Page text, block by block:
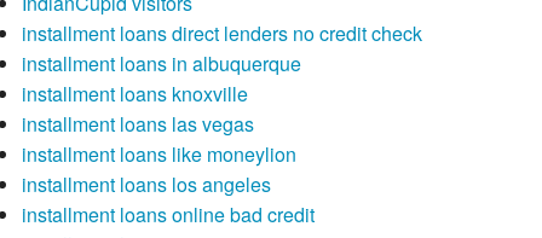
installment loans direct lenders no credit check
installment loans in albuquerque
installment loans knoxville
installment loans las vegas
installment loans like moneylion
installment loans los angeles
installment loans online bad credit